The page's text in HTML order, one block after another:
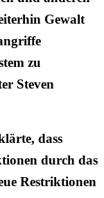
Gewalt
zu
Steven
dass
durch das
Restriktionen